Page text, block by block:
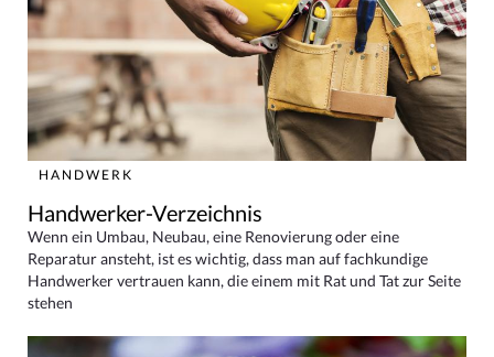
HANDWERK
Handwerker-Verzeichnis
Wenn ein Umbau, Neubau, eine Renovierung oder eine
Reparatur ansteht, ist es wichtig, dass man auf fachkundige
Handwerker vertrauen kann, die einem mit Rat und Tat zur Seite
stehen